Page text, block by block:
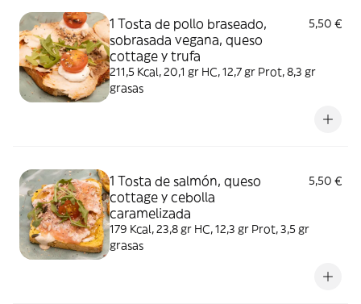
1 Tosta de pollo braseado,
sobrasada vegana, queso
cottage y trufa
5,50 €
211,5 Kcal, 20,1 gr HC, 12,7 gr Prot, 8,3 gr
grasas
1 Tosta de salmón, queso
cottage y cebolla
caramelizada
5,50 €
179 Kcal, 23,8 gr HC, 12,3 gr Prot, 3,5 gr
grasas